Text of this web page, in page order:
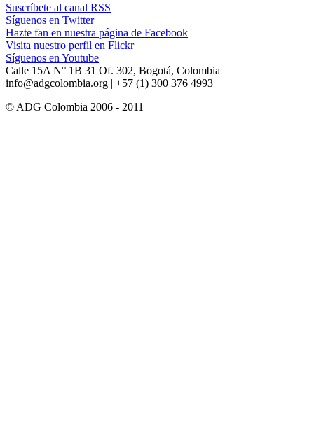
Suscríbete al canal RSS
Síguenos en Twitter
Hazte fan en nuestra página de Facebook
Visita nuestro perfil en Flickr
Síguenos en Youtube
Calle 15A N° 1B 31 Of. 302, Bogotá, Colombia |
info@adgcolombia.org | +57 (1) 300 376 4993
© ADG Colombia 2006 - 2011